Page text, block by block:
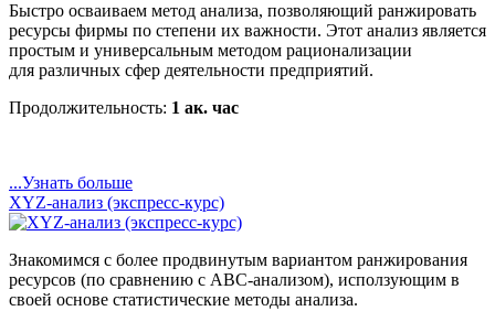
Быстро осваиваем метод анализа, позволяющий ранжировать
ресурсы фирмы по степени их важности. Этот анализ является
простым и универсальным методом рационализации
для различных сфер деятельности предприятий.
Продолжительность: 1 ак. час
...Узнать больше
XYZ-анализ (экспресс-курс)
Знакомимся с более продвинутым вариантом ранжирования
ресурсов (по сравнению с ABC-анализом), исползующим в
своей основе статистические методы анализа.